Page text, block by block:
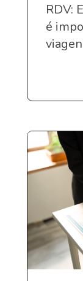
RDV:
é